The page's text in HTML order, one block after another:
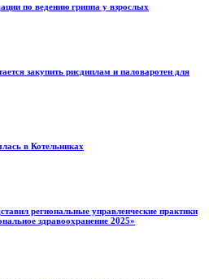
по ведению гриппа у взрослых
закупить рисдиплам и паловаротен для
в Котельниках
региональные управленческие практики
здравоохранение 2025»